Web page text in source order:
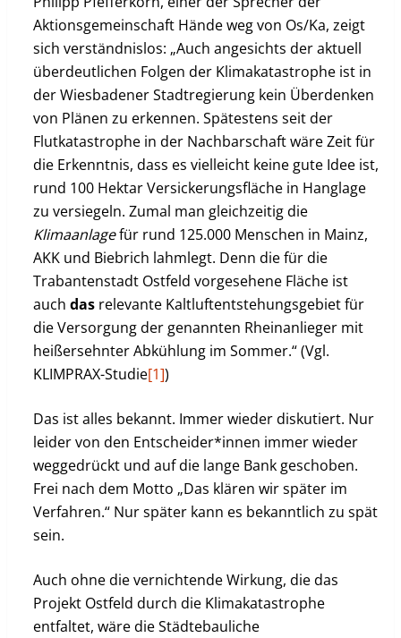
Aktionsgemeinschaft Hände weg von Os/Ka, zeigt
sich verständnislos: „Auch angesichts der aktuell
überdeutlichen Folgen der Klimakatastrophe ist in
der Wiesbadener Stadtregierung kein Überdenken
von Plänen zu erkennen. Spätestens seit der
Flutkatastrophe in der Nachbarschaft wäre Zeit für
die Erkenntnis, dass es vielleicht keine gute Idee ist,
rund 100 Hektar Versickerungsfläche in Hanglage
zu versiegeln. Zumal man gleichzeitig die
Klimaanlagefür rund 125.000 Menschen in Mainz,
AKK und Biebrich lahmlegt. Denn die für die
Trabantenstadt Ostfeld vorgesehene Fläche ist
auch dasrelevante Kaltluftentstehungsgebiet für
die Versorgung der genannten Rheinanlieger mit
heißersehnter Abkühlung im Sommer.“ (Vgl.
KLIMPRAX-Studie[1])
Das ist alles bekannt. Immer wieder diskutiert. Nur
leider von den Entscheider*innen immer wieder
weggedrückt und auf die lange Bank geschoben.
Frei nach dem Motto „Das klären wir später im
Verfahren.“ Nur später kann es bekanntlich zu spät
sein.
Auch ohne die vernichtende Wirkung, die das
Projekt Ostfeld durch die Klimakatastrophe
entfaltet, wäre die Städtebauliche